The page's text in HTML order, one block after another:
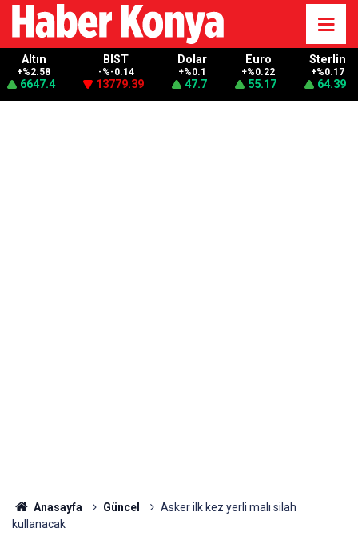
Altın
+%2.58
6647.4
BIST
-%-0.14
13779.39
Dolar
+%0.1
47.7
Euro
+%0.22
55.17
Sterlin
+%0.17
64.39
Anasayfa Güncel
Asker ilk kez yerli malı silah
kullanacak